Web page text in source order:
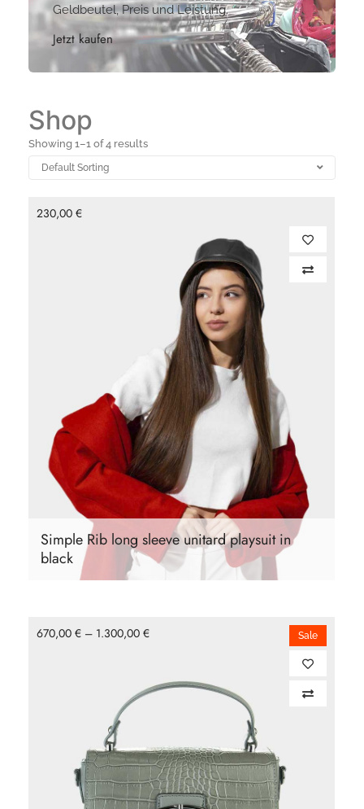
Geldbeutel, Preis und Leistung.
Jetzt kaufen
Shop
Showing 1–1 of 4 results
230,00 €
Simple Rib long sleeve unitard playsuit in
black
Add to Cart
Sale
670,00 € – 1.300,00 €